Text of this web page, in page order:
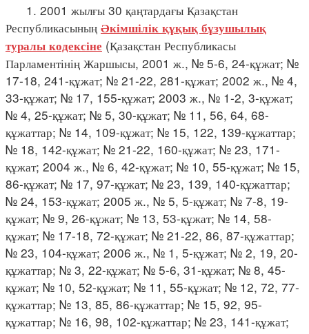
1. 2001 жылғы 30 қаңтардағы Қазақстан
Республикасының Әкімшілік құқық бұзушылық
туралы кодексіне (Қазақстан Республикасы
Парламентінің Жаршысы, 2001 ж., № 5-6, 24-құжат; №
17-18, 241-құжат; № 21-22, 281-құжат; 2002 ж., № 4,
33-құжат; № 17, 155-құжат; 2003 ж., № 1-2, 3-құжат;
№ 4, 25-құжат; № 5, 30-құжат; № 11, 56, 64, 68-
құжаттар; № 14, 109-құжат; № 15, 122, 139-құжаттар;
№ 18, 142-құжат; № 21-22, 160-құжат; № 23, 171-
құжат; 2004 ж., № 6, 42-құжат; № 10, 55-құжат; № 15,
86-құжат; № 17, 97-құжат; № 23, 139, 140-құжаттар;
№ 24, 153-құжат; 2005 ж., № 5, 5-құжат; № 7-8, 19-
құжат; № 9, 26-құжат; № 13, 53-құжат; № 14, 58-
құжат; № 17-18, 72-құжат; № 21-22, 86, 87-құжаттар;
№ 23, 104-құжат; 2006 ж., № 1, 5-құжат; № 2, 19, 20-
құжаттар; № 3, 22-құжат; № 5-6, 31-құжат; № 8, 45-
құжат; № 10, 52-құжат; № 11, 55-құжат; № 12, 72, 77-
құжаттар; № 13, 85, 86-құжаттар; № 15, 92, 95-
құжаттар; № 16, 98, 102-құжаттар; № 23, 141-құжат;